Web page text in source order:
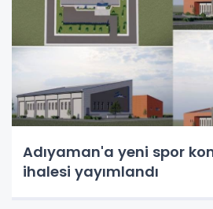
Adıyaman'a yeni spor
ihalesi yayımlandı